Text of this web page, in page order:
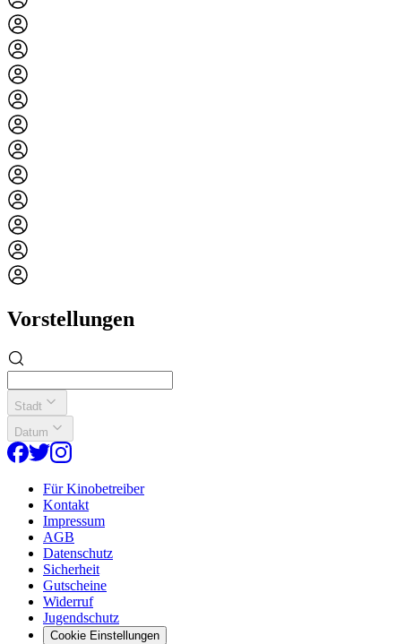
Vorstellungen
Stadt
Datum
Für Kinobetreiber
Kontakt
Impressum
AGB
Datenschutz
Sicherheit
Gutscheine
Widerruf
Jugendschutz
Cookie Einstellungen